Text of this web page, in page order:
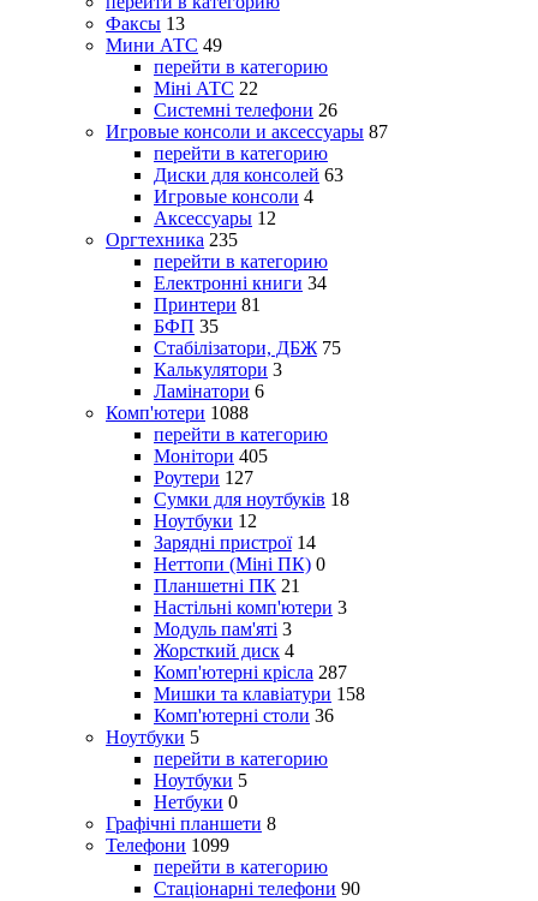
Факсы 13
Мини АТС 49
перейти в категорию
Міні АТС 22
Системні телефони 26
Игровые консоли и аксессуары 87
перейти в категорию
Диски для консолей 63
Игровые консоли 4
Аксессуары 12
Оргтехника 235
перейти в категорию
Електронні книги 34
Принтери 81
БФП 35
Стабілізатори, ДБЖ 75
Калькулятори 3
Ламінатори 6
Комп'ютери 1088
перейти в категорию
Монітори 405
Роутери 127
Сумки для ноутбуків 18
Ноутбуки 12
Зарядні пристрої 14
Неттопи (Міні ПК) 0
Планшетні ПК 21
Настільні комп'ютери 3
Модуль пам'яті 3
Жорсткий диск 4
Комп'ютерні крісла 287
Мишки та клавіатури 158
Комп'ютерні столи 36
Ноутбуки 5
перейти в категорию
Ноутбуки 5
Нетбуки 0
Графічні планшети 8
Телефони 1099
перейти в категорию
Стаціонарні телефони 90